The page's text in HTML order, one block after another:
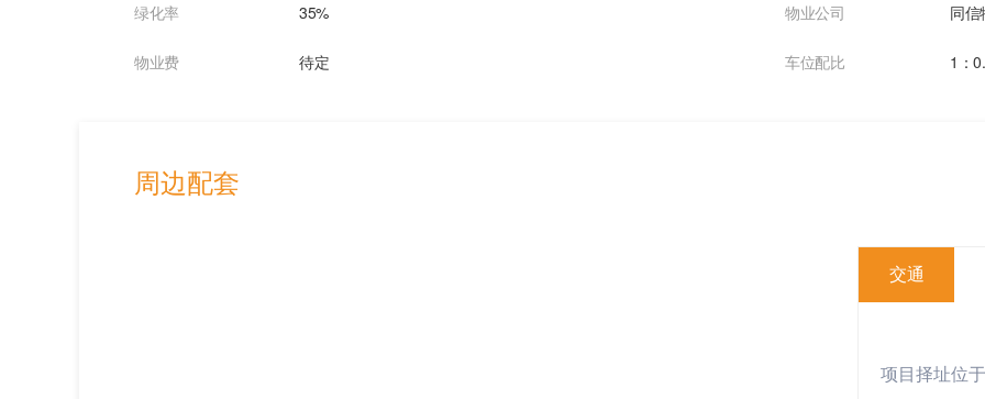
绿化率 35% 物业公司 同信
物业费 待定 车位配比 1：
周边配套
交通
项目择址位